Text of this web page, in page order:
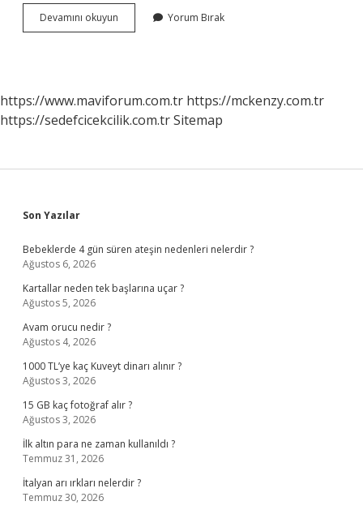
Devamını okuyun
Denizde
Gelir
Yorum Bırak
https://www.maviforum.com.tr https://mckenzy.com.tr
https://sedefcicekcilik.com.trSitemap
Sidebar
Son Yazılar
Bebeklerde 4 gün süren ateşin nedenleri nelerdir ?
Ağustos 6, 2026
Kartallar neden tek başlarına uçar ?
Ağustos 5, 2026
Avam orucu nedir ?
Ağustos 4, 2026
1000 TL’ye kaç Kuveyt dinarı alınır ?
Ağustos 3, 2026
15 GB kaç fotoğraf alır ?
Ağustos 3, 2026
İlk altın para ne zaman kullanıldı ?
Temmuz 31, 2026
İtalyan arı ırkları nelerdir ?
Temmuz 30, 2026